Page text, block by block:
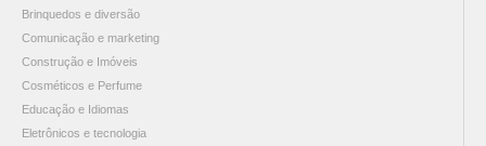
Brinquedos e diversão
Comunicação e marketing
Construção e Imóveis
Cosméticos e Perfume
Educação e Idiomas
Eletrônicos e tecnologia